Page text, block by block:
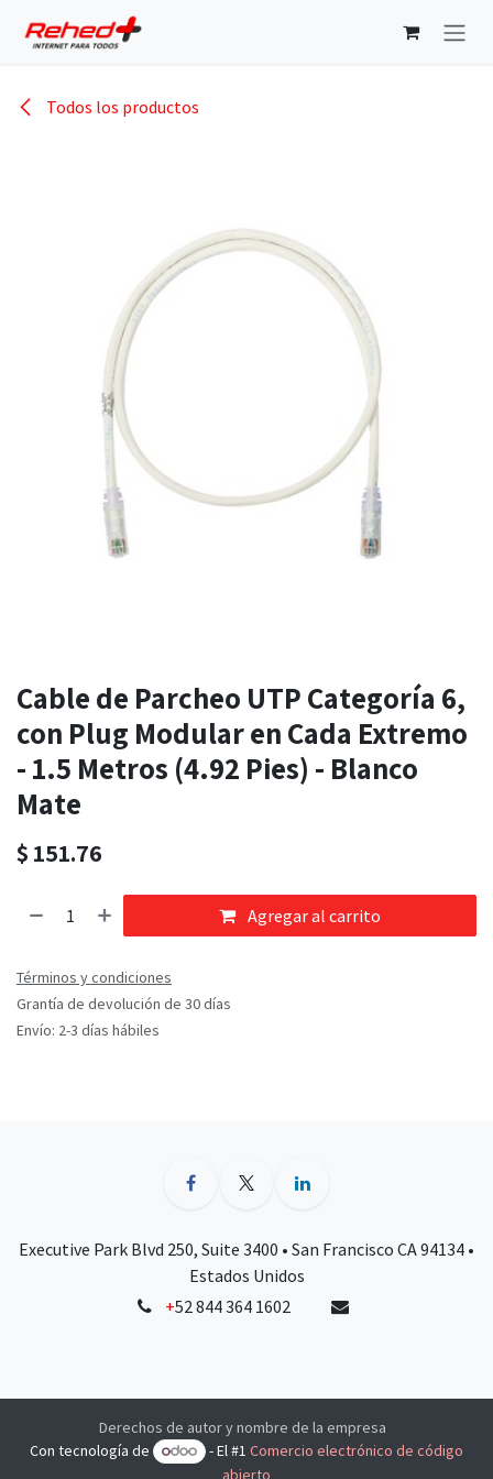
Todos los productos
Cable de Parcheo UTP Categoría 6,
con Plug Modular en Cada Extremo
- 1.5 Metros (4.92 Pies) - Blanco
Mate
$ 151.76
Agregar al carrito
Términos y condiciones
Grantía de devolución de 30 días
Envío: 2-3 días hábiles
Executive Park Blvd 250, Suite 3400 • San Francisco CA 94134 •
Estados Unidos
+52 844 364 1602
Derechos de autor y nombre de la empresa
Con tecnología de
- El #1Comercio electrónico de código
abierto